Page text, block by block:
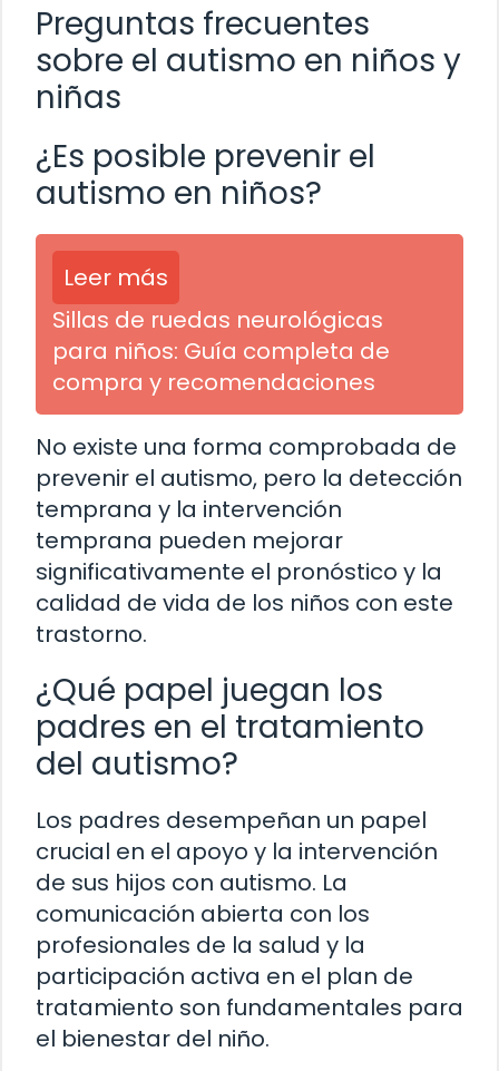
Preguntas frecuentes
sobre el autismo en niños y
niñas
¿Es posible prevenir el
autismo en niños?
Leer más
Sillas de ruedas neurológicas
para niños: Guía completa de
compra y recomendaciones
No existe una forma comprobada de
prevenir el autismo, pero la detección
temprana y la intervención
temprana pueden mejorar
significativamente el pronóstico y la
calidad de vida de los niños con este
trastorno.
¿Qué papel juegan los
padres en el tratamiento
del autismo?
Los padres desempeñan un papel
crucial en el apoyo y la intervención
de sus hijos con autismo. La
comunicación abierta con los
profesionales de la salud y la
participación activa en el plan de
tratamiento son fundamentales para
el bienestar del niño.